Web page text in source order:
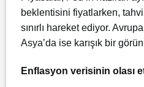
beklentisini fiyatlarken,
sınırlı hareket ediyor.
Asya’da ise karışık bir
Enflasyon verisinin olası